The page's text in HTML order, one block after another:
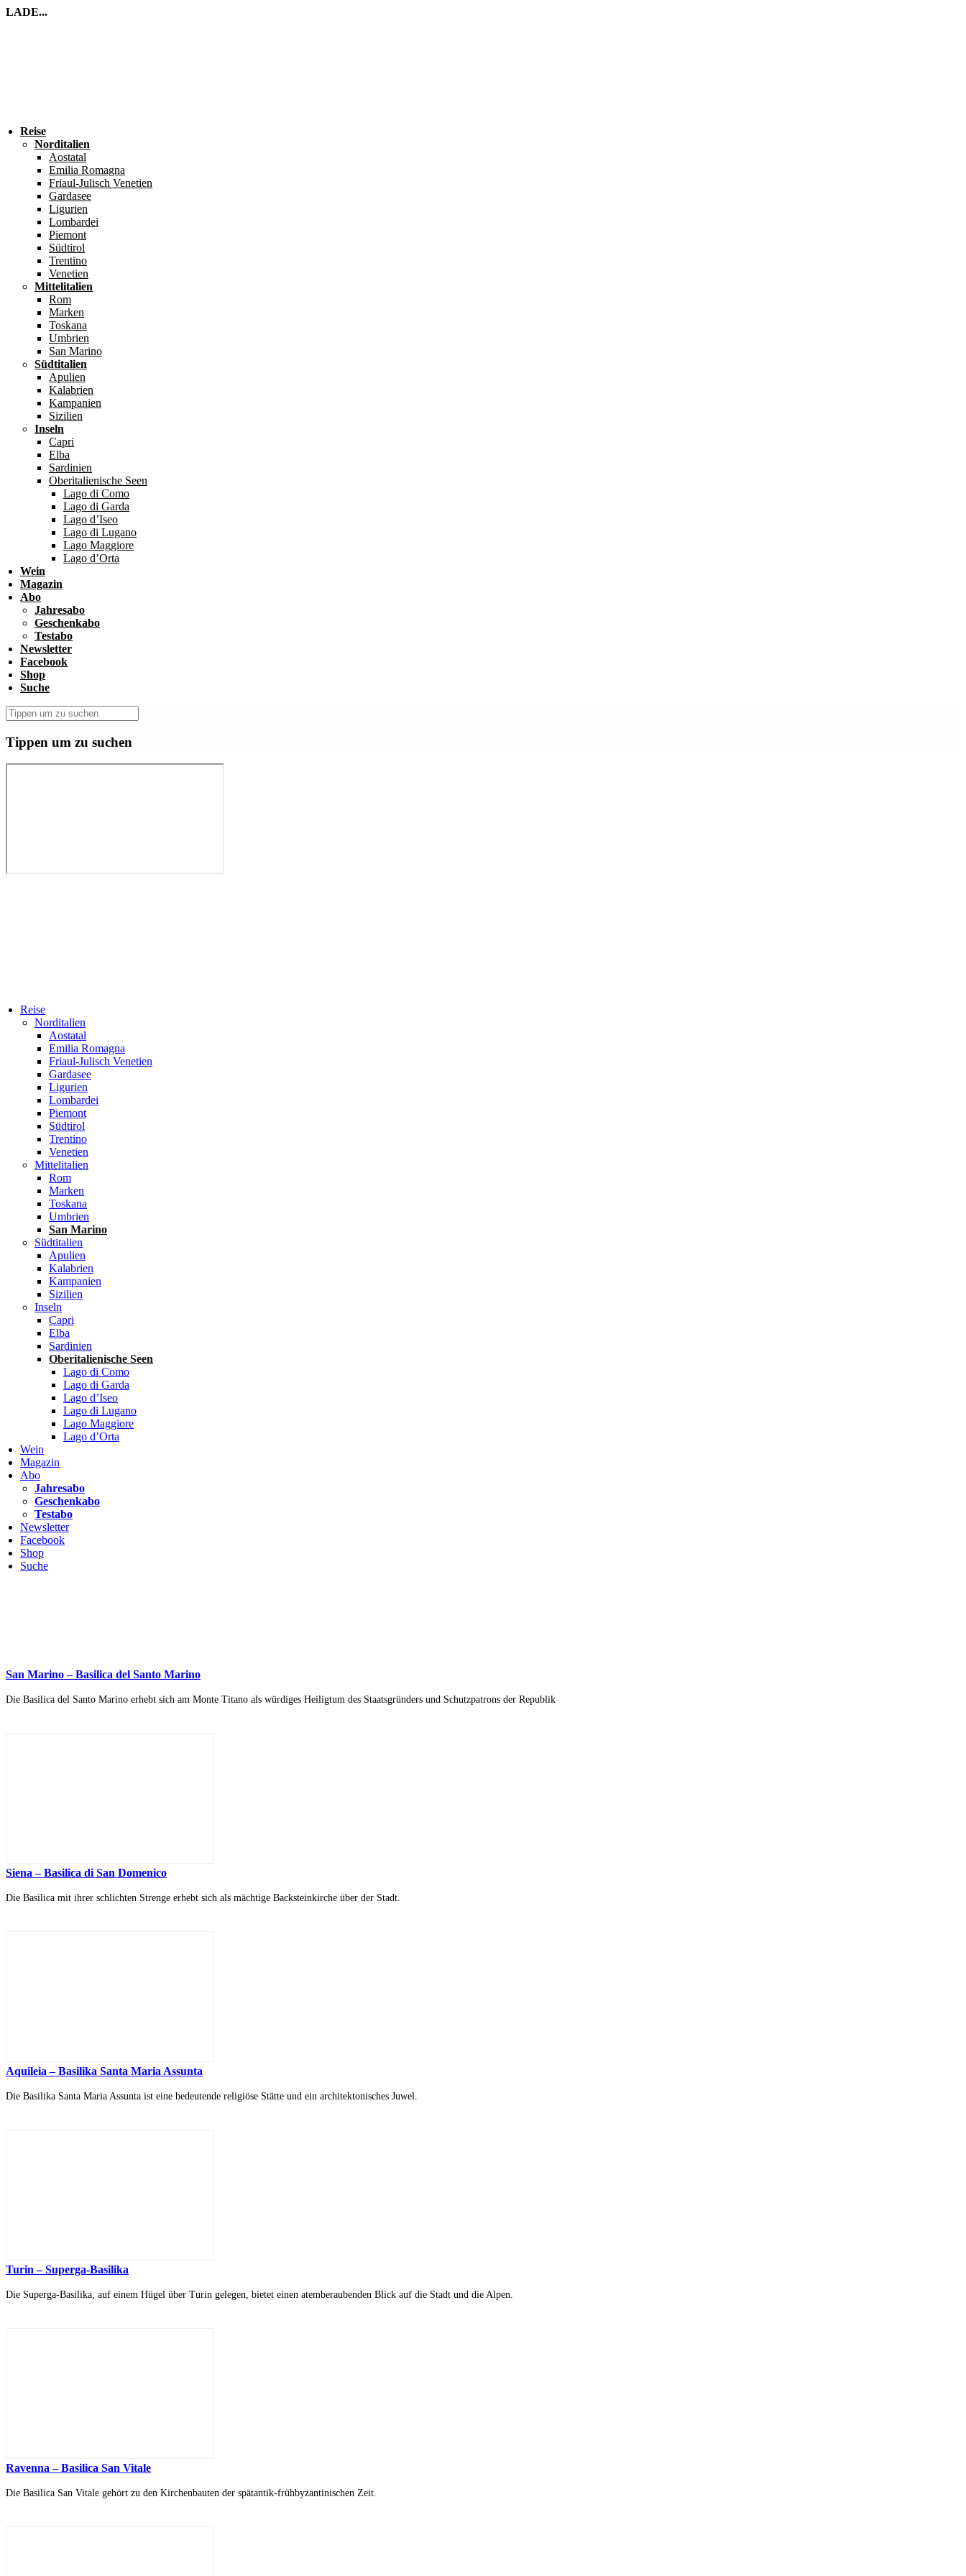
LADE...
Reise
Norditalien
Aostatal
Emilia Romagna
Friaul-Julisch Venetien
Gardasee
Ligurien
Lombardei
Piemont
Südtirol
Trentino
Venetien
Mittelitalien
Rom
Marken
Toskana
Umbrien
San Marino
Südtitalien
Apulien
Kalabrien
Kampanien
Sizilien
Inseln
Capri
Elba
Sardinien
Oberitalienische Seen
Lago di Como
Lago di Garda
Lago d’Iseo
Lago di Lugano
Lago Maggiore
Lago d’Orta
Wein
Magazin
Abo
Jahresabo
Geschenkabo
Testabo
Newsletter
Facebook
Shop
Suche
Tippen um zu suchen
Reise
Norditalien
Aostatal
Emilia Romagna
Friaul-Julisch Venetien
Gardasee
Ligurien
Lombardei
Piemont
Südtirol
Trentino
Venetien
Mittelitalien
Rom
Marken
Toskana
Umbrien
San Marino
Südtitalien
Apulien
Kalabrien
Kampanien
Sizilien
Inseln
Capri
Elba
Sardinien
Oberitalienische Seen
Lago di Como
Lago di Garda
Lago d’Iseo
Lago di Lugano
Lago Maggiore
Lago d’Orta
Wein
Magazin
Abo
Jahresabo
Geschenkabo
Testabo
Newsletter
Facebook
Shop
Suche
San Marino – Basilica del Santo Marino
Die Basilica del Santo Marino erhebt sich am Monte Titano als würdiges Heiligtum des Staatsgründers und Schutzpatrons der Republik
Siena – Basilica di San Domenico
Die Basilica mit ihrer schlichten Strenge erhebt sich als mächtige Backsteinkirche über der Stadt.
Aquileia – Basilika Santa Maria Assunta
Die Basilika Santa Maria Assunta ist eine bedeutende religiöse Stätte und ein architektonisches Juwel.
Turin – Superga-Basilika
Die Superga-Basilika, auf einem Hügel über Turin gelegen, bietet einen atemberaubenden Blick auf die Stadt und die Alpen.
Ravenna – Basilica San Vitale
Die Basilica San Vitale gehört zu den Kirchenbauten der spätantik-frühbyzantinischen Zeit.